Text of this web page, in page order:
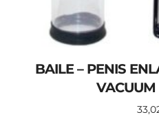
BAILE – PENIS
VACUUM